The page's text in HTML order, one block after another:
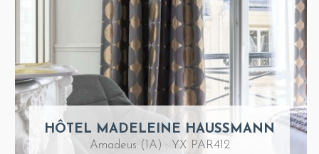
HÔTEL MADELEINE HAUSSMANN
Amadeus (1A) : YX PAR412